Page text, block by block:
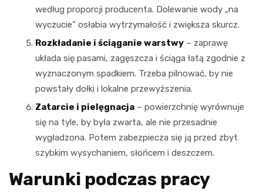
według proporcji producenta. Dolewanie wody „na
wyczucie” osłabia wytrzymałość i zwiększa skurcz.
Rozkładanie i ściąganie warstwy – zaprawę
układa się pasami, zagęszcza i ściąga łatą zgodnie z
wyznaczonym spadkiem. Trzeba pilnować, by nie
powstały dołki i lokalne przewyższenia.
Zatarcie i pielęgnacja – powierzchnię wyrównuje
się na tyle, by była zwarta, ale nie przesadnie
wygładzona. Potem zabezpiecza się ją przed zbyt
szybkim wysychaniem, słońcem i deszczem.
Warunki podczas pracy